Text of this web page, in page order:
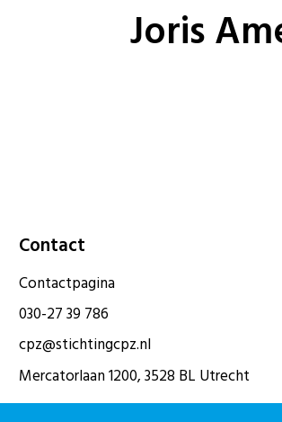
Joris
Contact
Contactpagina
030-27 39 786
cpz@stichtingcpz.nl
Mercatorlaan 1200, 3528 BL Utrecht